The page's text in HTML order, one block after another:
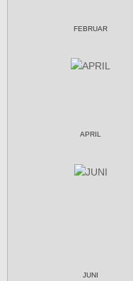
FEBRUAR
APRIL
JUNI